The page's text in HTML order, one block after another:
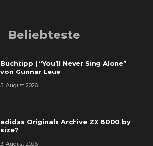
Beliebteste
Buchtipp | “You’ll Never Sing Alone”
von Gunnar Leue
5. August 2026
adidas Originals Archive ZX 8000 by
size?
3. August 2026